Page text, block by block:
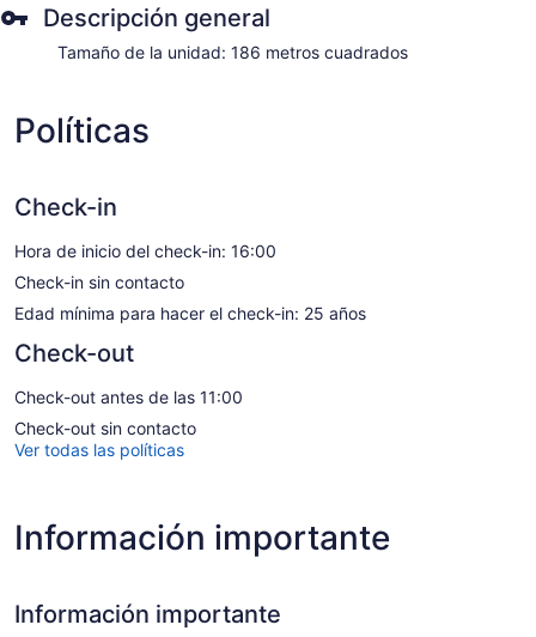
Descripción general
Tamaño de la unidad: 186 metros cuadrados
Políticas
Check-in
Hora de inicio del check-in: 16:00
Check-in sin contacto
Edad mínima para hacer el check-in: 25 años
Check-out
Check-out antes de las 11:00
Check-out sin contacto
Ver todas las políticas
Información importante
Información importante